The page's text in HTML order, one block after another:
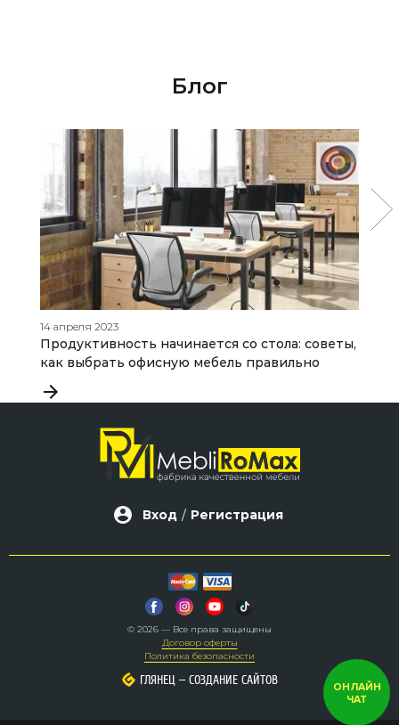
Блог
14 апреля 2023
Продуктивность начинается со стола: советы,
как выбрать офисную мебель правильно
Вход / Регистрация
© 2026 — Все права защищены
Договор оферты
Политика безопасности
ГЛЯНЕЦ– СОЗДАНИЕ САЙТОВ
ГЛЯНЕЦ– СОЗДАНИЕ САЙТОВ
ОНЛАЙН
ЧАТ